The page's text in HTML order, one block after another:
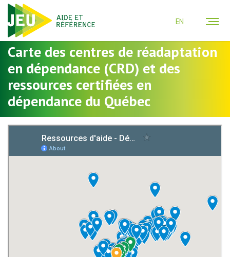
EN
Carte des centres de réadaptation
en dépendance (CRD) et des
ressources certifiées en
dépendance du Québec